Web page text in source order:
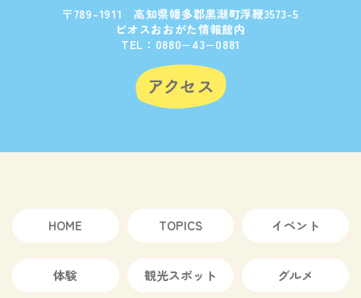
〒789-1911 高知県幡多郡黒潮町浮鞭3573-5
ビオスおおがた情報館内
TEL：0880−43−0881
HOME TOPICS イベント
体験 観光スポット グルメ